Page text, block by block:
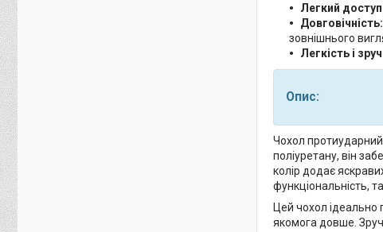
Легкий
Довговічність:
зовнішнього
Легкість і
Опис:
Чохол
поліуретану, він
колір додає
функціональність,
Цей чохол ідеально
якомога довше.